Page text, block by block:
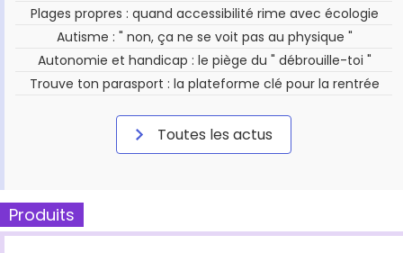
Plages propres : quand accessibilité rime avec écologie
Autisme : " non, ça ne se voit pas au physique "
Autonomie et handicap : le piège du " débrouille-toi "
Trouve ton parasport : la plateforme clé pour la rentrée
Toutes les actus
Produits